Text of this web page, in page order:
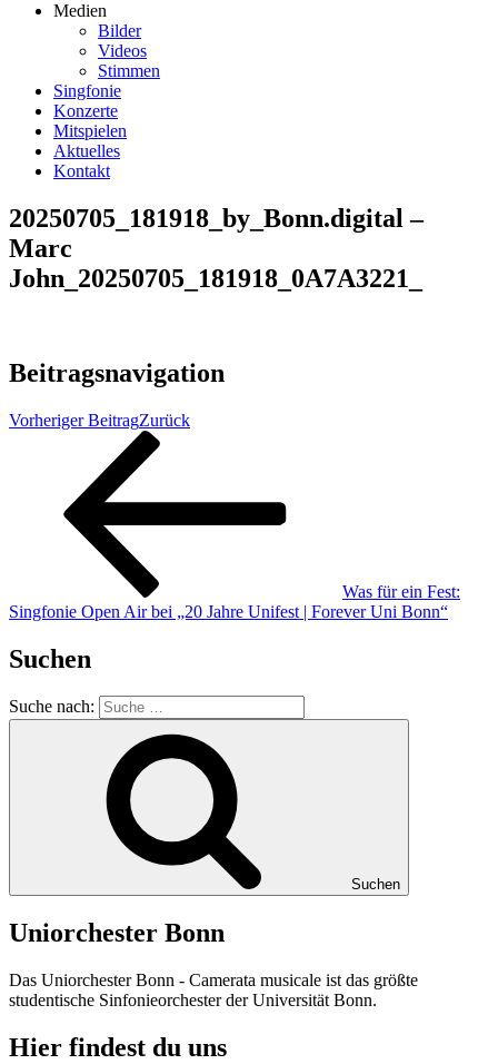
Medien
Bilder
Videos
Stimmen
Singfonie
Konzerte
Mitspielen
Aktuelles
Kontakt
20250705_181918_by_Bonn.digital –
Marc
John_20250705_181918_0A7A3221_
Beitragsnavigation
Vorheriger BeitragZurück
Was für ein Fest:
Singfonie Open Air bei „20 Jahre Unifest | Forever Uni Bonn“
Suchen
Suche nach:
Suchen
Uniorchester Bonn
Das Uniorchester Bonn - Camerata musicale ist das größte
studentische Sinfonieorchester der Universität Bonn.
Hier findest du uns